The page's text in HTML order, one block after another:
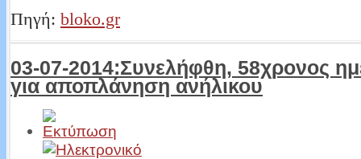
Πηγή: bloko.gr
03-07-2014:Συνελήφθη, 58χρονος
για αποπλάνηση ανήλικου